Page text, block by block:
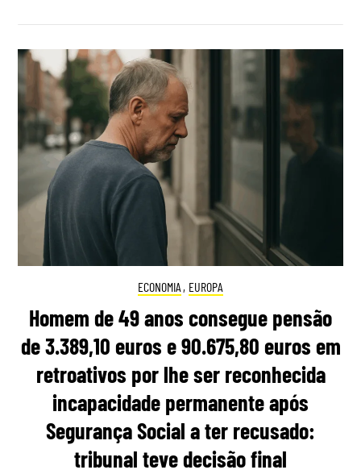
ECONOMIA , EUROPA
Homem de 49 anos consegue pensão
de 3.389,10 euros e 90.675,80 euros em
retroativos por lhe ser reconhecida
incapacidade permanente após
Segurança Social a ter recusado:
tribunal teve decisão final